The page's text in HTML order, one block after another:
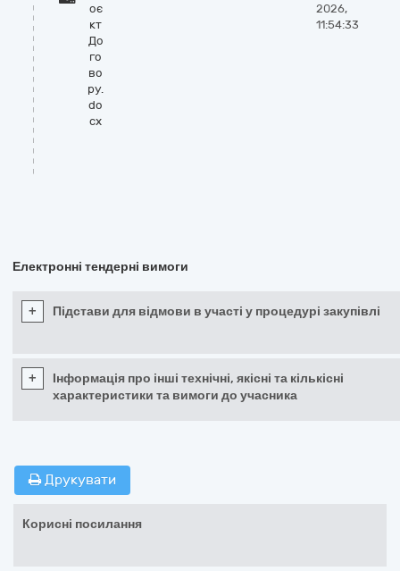
оє
кт
До
го
во
ру.
do
cx
2026,
11:54:33
Електронні тендерні вимоги
+ Підстави для відмови в участі у процедурі закупівлі
+
Інформація про інші технічні, якісні та кількісні
характеристики та вимоги до учасника
Друкувати
Корисні посилання